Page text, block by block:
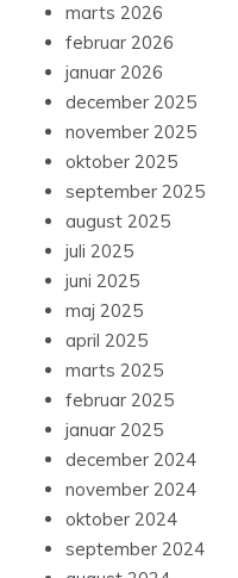
marts 2026
februar 2026
januar 2026
december 2025
november 2025
oktober 2025
september 2025
august 2025
juli 2025
juni 2025
maj 2025
april 2025
marts 2025
februar 2025
januar 2025
december 2024
november 2024
oktober 2024
september 2024